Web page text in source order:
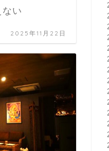
い
2025年11月22日